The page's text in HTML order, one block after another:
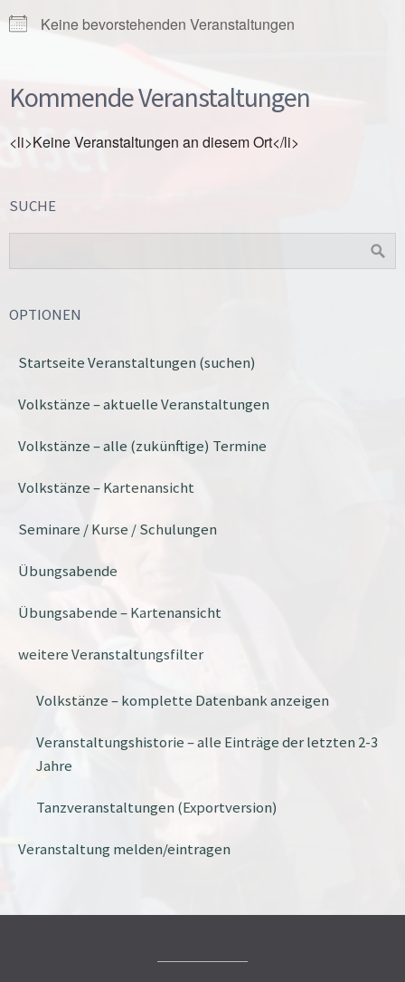
Keine bevorstehenden Veranstaltungen
Kommende Veranstaltungen
<li>Keine Veranstaltungen an diesem Ort</li>
SUCHE
OPTIONEN
Startseite Veranstaltungen (suchen)
Volkstänze – aktuelle Veranstaltungen
Volkstänze – alle (zukünftige) Termine
Volkstänze – Kartenansicht
Seminare / Kurse / Schulungen
Übungsabende
Übungsabende – Kartenansicht
weitere Veranstaltungsfilter
Volkstänze – komplette Datenbank anzeigen
Veranstaltungshistorie – alle Einträge der letzten 2-3
Jahre
Tanzveranstaltungen (Exportversion)
Veranstaltung melden/eintragen